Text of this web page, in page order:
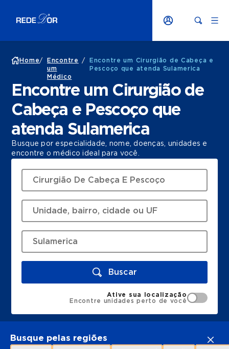
Home/
Encontre
um
Médico
/
Encontre um Cirurgião de Cabeça e
Pescoço que atenda Sulamerica
Encontre um Cirurgião de
Cabeça e Pescoço que
atenda Sulamerica
Busque por especialidade, nome, doenças, unidades e
encontre o médico ideal para você.
Buscar
Ative sua localização
Encontre unidades perto de você
Busque pelas regiões